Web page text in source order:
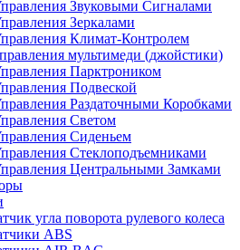
Звуковыми Сигналами
Зеркалами
Климат-Контролем
мультимеди (джойстики)
Парктроником
Подвеской
Раздаточными Коробками
Светом
Сиденьем
Стеклоподъемниками
Центральными Замками
угла поворота рулевого колеса
ABS